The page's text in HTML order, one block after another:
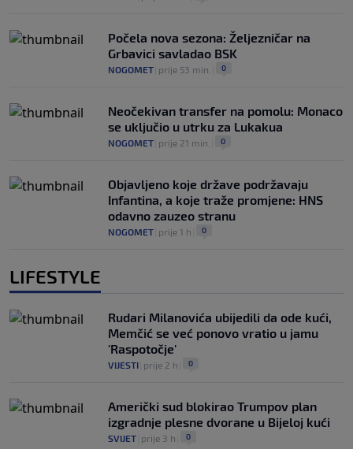
Počela nova sezona: Željezničar na
Grbavici savladao BSK
NOGOMET prije 53 min. 0
Neočekivan transfer na pomolu: Monaco
se uključio u utrku za Lukakua
NOGOMET prije 21 min. 0
Objavljeno koje države podržavaju
Infantina, a koje traže promjene: HNS
odavno zauzeo stranu
NOGOMET prije 1 h 0
LIFESTYLE
Rudari Milanovića ubijedili da ode kući,
Memčić se već ponovo vratio u jamu
'Raspotočje'
VIJESTI prije 2 h 0
Američki sud blokirao Trumpov plan
izgradnje plesne dvorane u Bijeloj kući
SVIJET prije 3 h 0